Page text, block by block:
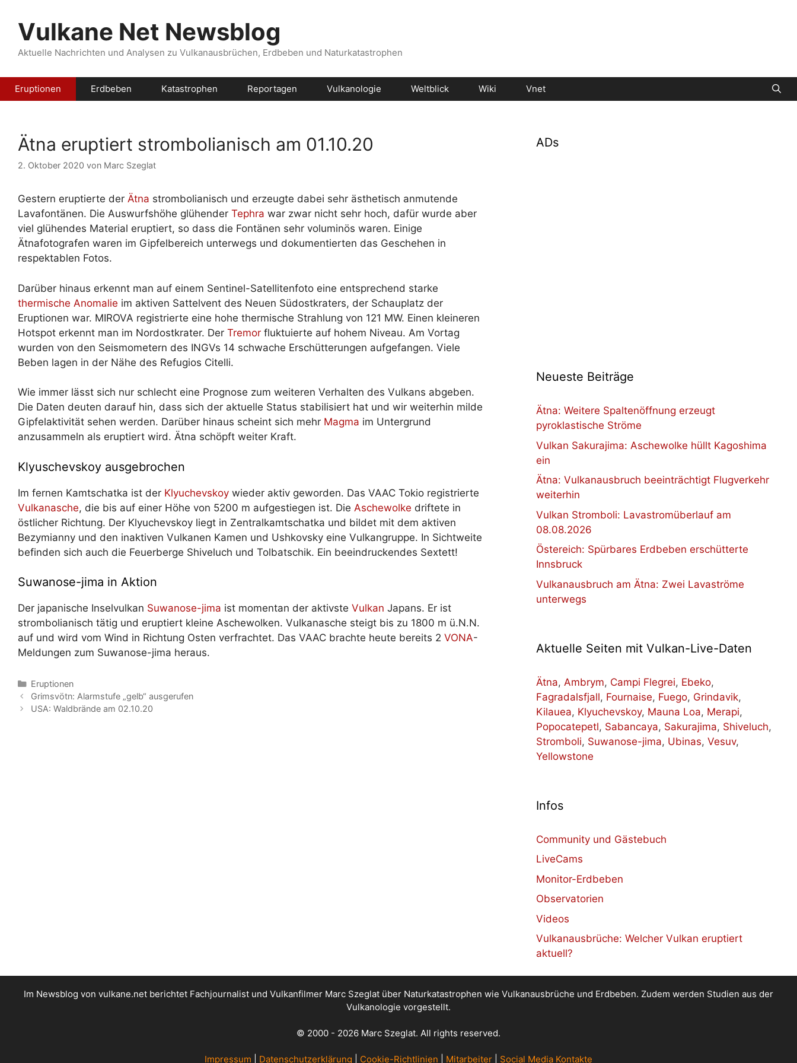
Inhalt
springenVulkane Net Newsblog
Aktuelle Nachrichten und Analysen zu Vulkanausbrüchen, Erdbeben und Naturkatastrophen
Eruptionen Erdbeben Katastrophen Reportagen Vulkanologie Weltblick Wiki Vnet
Ätna eruptiert strombolianisch am 01.10.20
2. Oktober 2020 von Marc Szeglat
Gestern eruptierte der Ätna strombolianisch und erzeugte dabei sehr ästhetisch anmutende
Lavafontänen. Die Auswurfshöhe glühender Tephra war zwar nicht sehr hoch, dafür wurde aber
viel glühendes Material eruptiert, so dass die Fontänen sehr voluminös waren. Einige
Ätnafotografen waren im Gipfelbereich unterwegs und dokumentierten das Geschehen in
respektablen Fotos.
Darüber hinaus erkennt man auf einem Sentinel-Satellitenfoto eine entsprechend starke
thermische Anomalie im aktiven Sattelvent des Neuen Südostkraters, der Schauplatz der
Eruptionen war. MIROVA registrierte eine hohe thermische Strahlung von 121 MW. Einen kleineren
Hotspot erkennt man im Nordostkrater. Der Tremor fluktuierte auf hohem Niveau. Am Vortag
wurden von den Seismometern des INGVs 14 schwache Erschütterungen aufgefangen. Viele
Beben lagen in der Nähe des Refugios Citelli.
Wie immer lässt sich nur schlecht eine Prognose zum weiteren Verhalten des Vulkans abgeben.
Die Daten deuten darauf hin, dass sich der aktuelle Status stabilisiert hat und wir weiterhin milde
Gipfelaktivität sehen werden. Darüber hinaus scheint sich mehr Magma im Untergrund
anzusammeln als eruptiert wird. Ätna schöpft weiter Kraft.
Klyuschevskoy ausgebrochen
Im fernen Kamtschatka ist der Klyuchevskoy wieder aktiv geworden. Das VAAC Tokio registrierte
Vulkanasche, die bis auf einer Höhe von 5200 m aufgestiegen ist. Die Aschewolke driftete in
östlicher Richtung. Der Klyuchevskoy liegt in Zentralkamtschatka und bildet mit dem aktiven
Bezymianny und den inaktiven Vulkanen Kamen und Ushkovsky eine Vulkangruppe. In Sichtweite
befinden sich auch die Feuerberge Shiveluch und Tolbatschik. Ein beeindruckendes Sextett!
Suwanose-jima in Aktion
Der japanische Inselvulkan Suwanose-jima ist momentan der aktivste Vulkan Japans. Er ist
strombolianisch tätig und eruptiert kleine Aschewolken. Vulkanasche steigt bis zu 1800 m ü.N.N.
auf und wird vom Wind in Richtung Osten verfrachtet. Das VAAC brachte heute bereits 2 VONA-
Meldungen zum Suwanose-jima heraus.
Kategorien
Eruptionen
Grimsvötn: Alarmstufe „gelb“ ausgerufen
USA: Waldbrände am 02.10.20
ADs
Neueste Beiträge
Ätna: Weitere Spaltenöffnung erzeugt
pyroklastische Ströme
Vulkan Sakurajima: Aschewolke hüllt Kagoshima
ein
Ätna: Vulkanausbruch beeinträchtigt Flugverkehr
weiterhin
Vulkan Stromboli: Lavastromüberlauf am
08.08.2026
Östereich: Spürbares Erdbeben erschütterte
Innsbruck
Vulkanausbruch am Ätna: Zwei Lavaströme
unterwegs
Aktuelle Seiten mit Vulkan-Live-Daten
Ätna, Ambrym, Campi Flegrei, Ebeko,
Fagradalsfjall, Fournaise, Fuego, Grindavik,
Kilauea, Klyuchevskoy, Mauna Loa, Merapi,
Popocatepetl, Sabancaya, Sakurajima, Shiveluch,
Stromboli, Suwanose-jima, Ubinas, Vesuv,
Yellowstone
Infos
Community und Gästebuch
LiveCams
Monitor-Erdbeben
Observatorien
Videos
Vulkanausbrüche: Welcher Vulkan eruptiert
aktuell?
Im Newsblog von vulkane.net berichtet Fachjournalist und Vulkanfilmer Marc Szeglat über Naturkatastrophen wie Vulkanausbrüche und Erdbeben. Zudem werden Studien aus der
Vulkanologie vorgestellt.
© 2000 - 2026 Marc Szeglat. All rights reserved.
Impressum Datenschutzerklärung Cookie-Richtlinien Mitarbeiter Social Media Kontakte